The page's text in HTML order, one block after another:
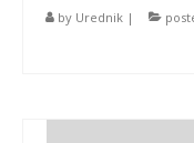
by Urednik |